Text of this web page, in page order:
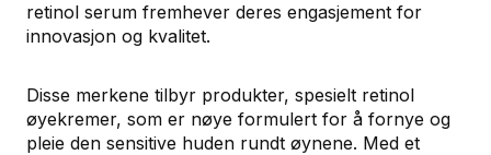
retinol serum fremhever deres engasjement for
innovasjon og kvalitet.
Disse merkene tilbyr produkter, spesielt retinol
øyekremer, som er nøye formulert for å fornye og
pleie den sensitive huden rundt øynene. Med et